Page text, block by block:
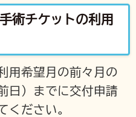
術チケットの利用
用希望月の前々月の
日）までに交付申請
ください。